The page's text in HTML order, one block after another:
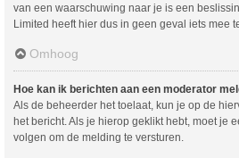
van een waarschuwing naar je is een
Limited heeft hier dus in geen geval iets mee
Omhoog
Hoe kan ik berichten aan een moderator
Als de beheerder het toelaat, kun je op de
het bericht. Als je hierop geklikt hebt, moet je
volgen om de melding te versturen.